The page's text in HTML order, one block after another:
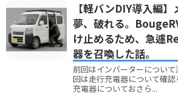
【軽バンDIY導入編
夢、破れる。
け止めるため、急遽
器を召喚した話。
前回はインバーターについ
回は走行充電器について確
充電器についておさら...